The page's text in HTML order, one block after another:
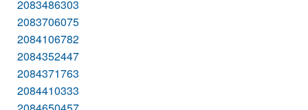
2083486303
2083706075
2084106782
2084352447
2084371763
2084410333